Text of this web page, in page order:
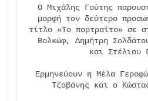
Ο Μιχάλης Γούτης
μορφή τον δεύτερο
τίτλο «Το πορτραίτο» σε
Βολκώφ, Δημήτρη
και Στέλιου
Ερμηνεύουν η Μέλα
Τζοβάνης και ο